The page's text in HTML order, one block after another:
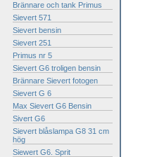
Brännare och tank Primus
Sievert 571
Sievert bensin
Sievert 251
Primus nr 5
Sievert G6 troligen bensin
Brännare Sievert fotogen
Sievert G 6
Max Sievert G6 Bensin
Sivert G6
Sievert blåslampa G8 31 cm
hög
Siewert G6. Sprit